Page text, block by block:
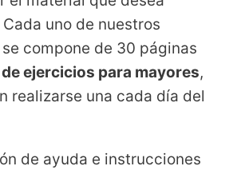
uno de nuestros
compone de 30 páginas
ejercicios para mayores,
realizarse una cada día del
de ayuda e instrucciones